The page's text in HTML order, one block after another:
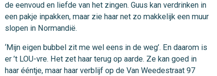
de eenvoud en liefde van het zingen. Guus kan verdrinken in
een pakje inpakken, maar zie haar net zo makkelijk een muur
slopen in Normandië.
‘Mijn eigen bubbel zit me wel eens in de weg’. En daarom is
er ’t LOU-vre. Het zet haar terug op aarde. Ze kan goed in
haar ééntje, maar haar verblijf op de Van Weedestraat 97